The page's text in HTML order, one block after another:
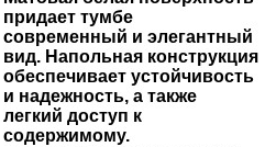
придает тумбе
современный и элегантный
вид. Напольная конструкция
обеспечивает устойчивость
и надежность, а также
легкий доступ к
содержимому.